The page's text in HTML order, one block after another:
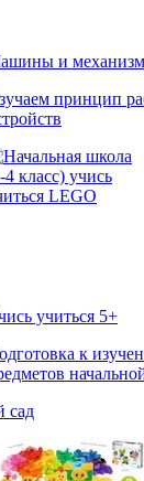
и
принцип
учиться 5+
к
сад